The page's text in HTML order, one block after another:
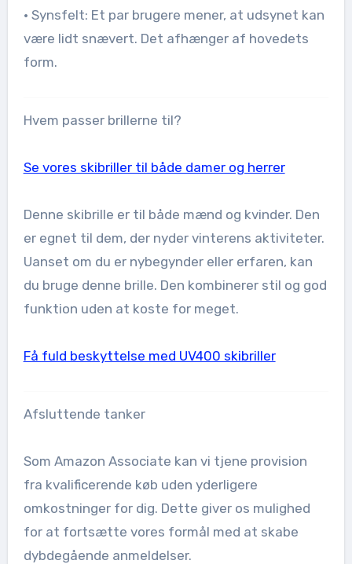
• Synsfelt: Et par brugere mener, at udsynet kan
være lidt snævert. Det afhænger af hovedets
form.
Hvem passer brillerne til?
Se vores skibriller til både damer og herrer
Denne skibrille er til både mænd og kvinder. Den
er egnet til dem, der nyder vinterens aktiviteter.
Uanset om du er nybegynder eller erfaren, kan
du bruge denne brille. Den kombinerer stil og god
funktion uden at koste for meget.
Få fuld beskyttelse med UV400 skibriller
Afsluttende tanker
Som Amazon Associate kan vi tjene provision
fra kvalificerende køb uden yderligere
omkostninger for dig. Dette giver os mulighed
for at fortsætte vores formål med at skabe
dybdegående anmeldelser.